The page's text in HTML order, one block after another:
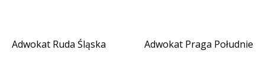
Nawigacja
Adwokat Ruda Śląska Adwokat Praga Południe